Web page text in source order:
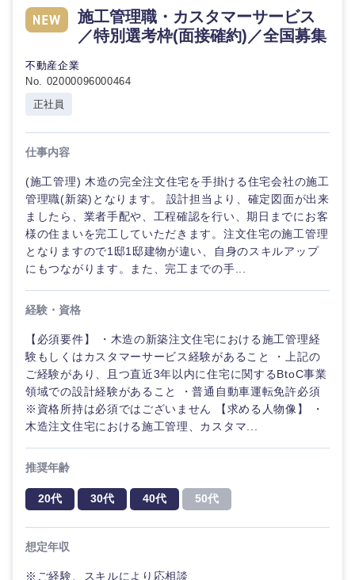
コンサル
タント
専門職
技術職
Webサー
ビス・制
ム
技術職
（モノづ
くり）
金融専門
職
メディカ
ル
不
動
産
職
建設・施
技術職（IT）、Webサービス・制作、ゲーム
メディカル
建設・施工管理
事務職
その他
倉庫・運輸・物流
WEBサービス
コンサル・シンクタンク
広告・宣伝・印刷
マスメディア
エンターテイメント
法律・特許事務所・監査法人
人材・アウトソーシング
その他
関東地方
転勤なし 海外勤務あり
フルリモート
施工管理職・カスタマーサービス
／特別選考枠(面接確約)／全国募集
不動産企業
No. 02000096000464
正社員
仕事内容
(施工管理) 木造の完全注文住宅を手掛ける住宅会社の施工
管理職(新築)となります。 設計担当より、確定図面が出来
ましたら、業者手配や、工程確認を行い、期日までにお客
様の住まいを完工していただきます。注文住宅の施工管理
となりますので1邸1邸建物が違い、自身のスキルアップ
にもつながります。また、完工までの手...
経験・資格
【必須要件】 ・木造の新築注文住宅における施工管理経
験もしくはカスタマーサービス経験があること ・上記の
ご経験があり、且つ直近3年以内に住宅に関するBtoC事業
領域での設計経験があること ・普通自動車運転免許必須
※資格所持は必須ではございません 【求める人物像】 ・
木造注文住宅における施工管理、カスタマ...
推奨年齢
20代 30代 40代 50代
想定年収
※ご経験、スキルにより応相談